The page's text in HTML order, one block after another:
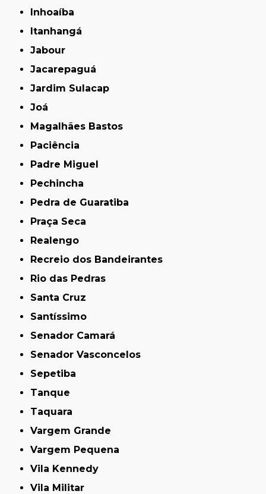
Inhoaíba
Itanhangá
Jabour
Jacarepaguá
Jardim Sulacap
Joá
Magalhães Bastos
Paciência
Padre Miguel
Pechincha
Pedra de Guaratiba
Praça Seca
Realengo
Recreio dos Bandeirantes
Rio das Pedras
Santa Cruz
Santíssimo
Senador Camará
Senador Vasconcelos
Sepetiba
Tanque
Taquara
Vargem Grande
Vargem Pequena
Vila Kennedy
Vila Militar